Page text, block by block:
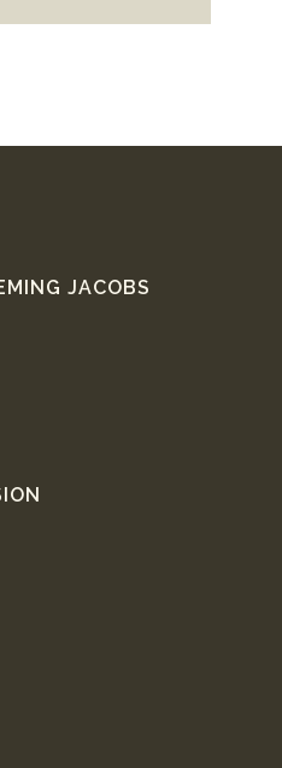
JACOBS